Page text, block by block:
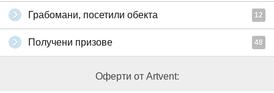
Грабомани, посетили обекта 12
Получени призове 48
Оферти от Artvent: